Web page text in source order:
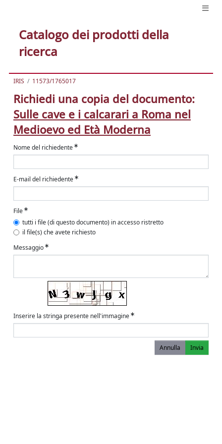
Catalogo dei prodotti della
ricerca
IRIS 11573/1765017
Richiedi una copia del documento:
Sulle cave e i calcarari a Roma nel
Medioevo ed Età Moderna
Nome del richiedente
E-mail del richiedente
File
tutti i file (di questo documento) in accesso ristretto
il file(s) che avete richiesto
Messaggio
Inserire la stringa presente nell'immagine
Annulla Invia